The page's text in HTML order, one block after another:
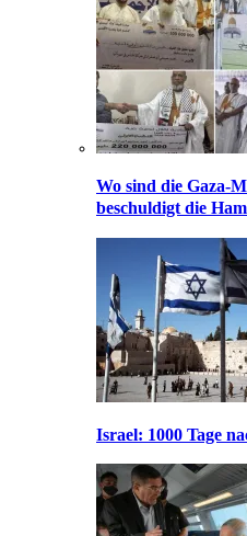
Wo sind die Gaza-
beschuldigt die
Israel: 1000 Tage